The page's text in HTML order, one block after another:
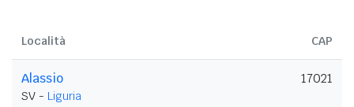
Località CAP
Alassio
SV - Liguria
17021